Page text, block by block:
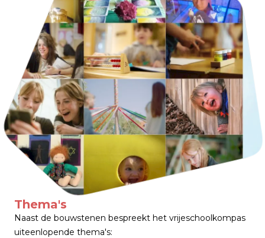
Thema's
Naast de bouwstenen bespreekt het vrijeschoolkompas
uiteenlopende thema's: